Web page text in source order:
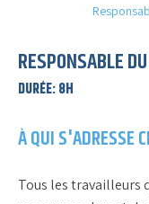
RESPONSABLE
DURÉE:8H
À QUI S'ADRESSE
Tous les travailleurs